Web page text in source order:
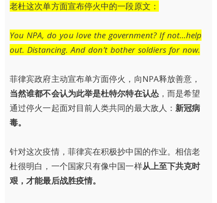
老杜这次单方面宣布停火中的一段原文：
You NPA, do you love the government? If not…help
out. Distancing. And don’t bother soldiers for now.
菲律宾政府主动宣布单方面停火，向NPA释放善意，
当然谁都不会认为此举是杜特尔特在认怂，而是希望
通过停火一起面对目前人类共同的最大敌人：新冠病
毒。
针对这次疫情，菲律宾在积极抄中国的作业。相信老
杜很明白，一个国家只有像中国一样从上至下共克时
艰，才能最后战胜疫情。